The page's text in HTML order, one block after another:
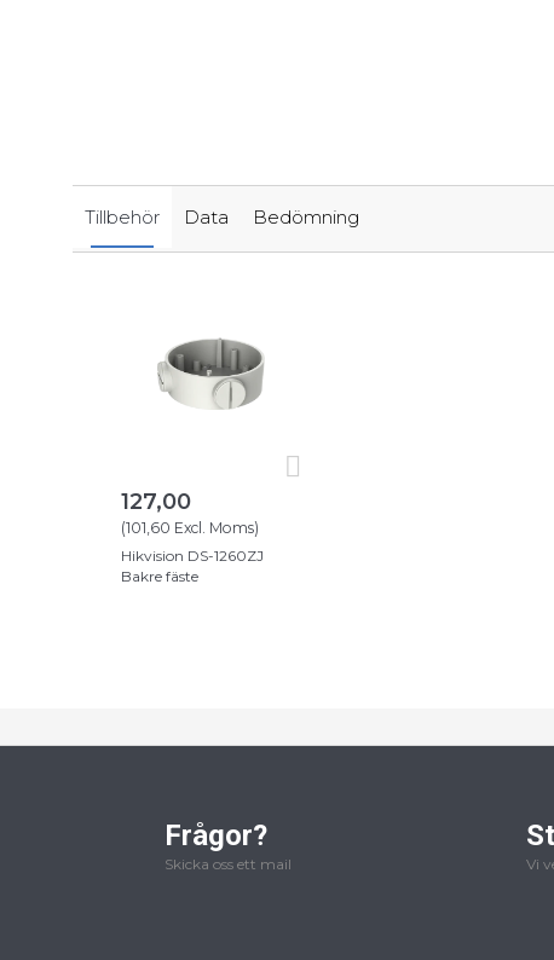
Tillbehör Data Bedömning
127,00
(101,60 Excl. Moms)
Hikvision DS-1260ZJ
Bakre fäste
Frågor?
Skicka oss ett mail Vi